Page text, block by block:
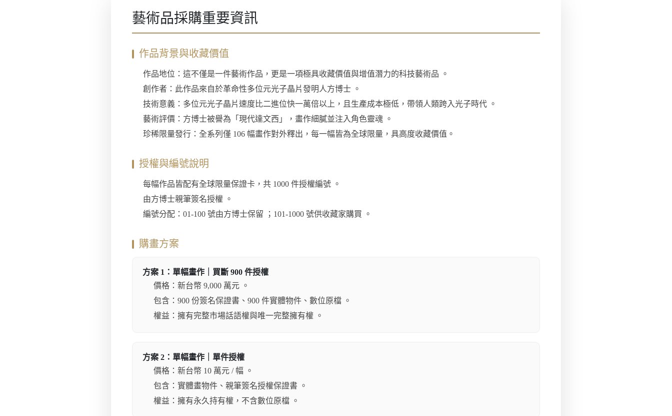
藝術品採購重要資訊
作品背景與收藏價值
作品地位：這不僅是一件藝術作品，更是一項極具收藏價值與增值潛力的科技藝術品 。
創作者：此作品來自於革命性多位元光子晶片發明人方博士 。
技術意義：多位元光子晶片速度比二進位快一萬倍以上，且生產成本極低，帶領人類跨入光子時代 。
藝術評價：方博士被譽為「現代達文西」，畫作細膩並注入角色靈魂 。
珍稀限量發行：全系列僅 106 幅畫作對外釋出，每一幅皆為全球限量，具高度收藏價值。
授權與編號說明
每幅作品皆配有全球限量保證卡，共 1000 件授權編號 。
由方博士親筆簽名授權 。
編號分配：01-100 號由方博士保留 ；101-1000 號供收藏家購買 。
購畫方案
方案 1：單幅畫作｜買斷 900 件授權
價格：新台幣 9,000 萬元 。
包含：900 份簽名保證書、900 件實體物件、數位原檔 。
權益：擁有完整市場話語權與唯一完整擁有權 。
方案 2：單幅畫作｜單件授權
價格：新台幣 10 萬元 / 幅 。
包含：實體畫物件、親筆簽名授權保證書 。
權益：擁有永久持有權，不含數位原檔 。